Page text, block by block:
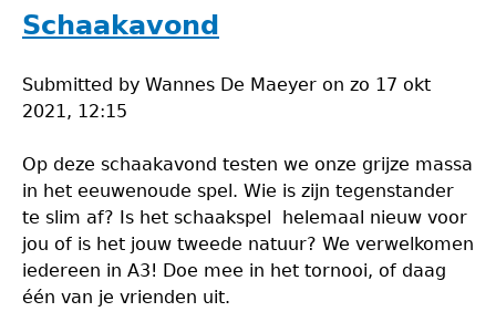
Schaakavond
Submitted by Wannes De Maeyer on zo 17 okt
2021, 12:15
Op deze schaakavond testen we onze grijze massa
in het eeuwenoude spel. Wie is zijn tegenstander
te slim af? Is het schaakspel helemaal nieuw voor
jou of is het jouw tweede natuur? We verwelkomen
iedereen in A3! Doe mee in het tornooi, of daag
één van je vrienden uit.